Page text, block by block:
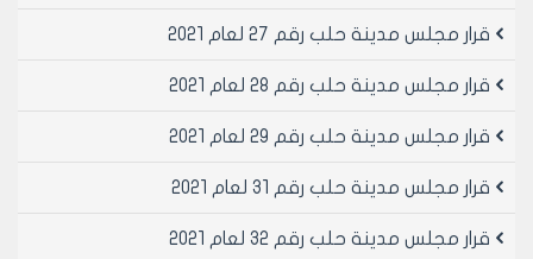
قرار مجلس مدينة حلب رقم 27 لعام 2021
قرار مجلس مدينة حلب رقم 28 لعام 2021
قرار مجلس مدينة حلب رقم 29 لعام 2021
قرار مجلس مدينة حلب رقم 31 لعام 2021
قرار مجلس مدينة حلب رقم 32 لعام 2021